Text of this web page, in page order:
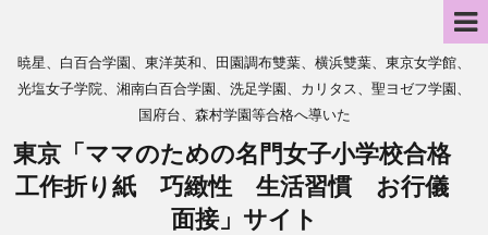
暁星、白百合学園、東洋英和、田園調布雙葉、横浜雙葉、東京女学館、
光塩女子学院、湘南白百合学園、洗足学園、カリタス、聖ヨゼフ学園、
国府台、森村学園等合格へ導いた
東京「ママのための名門女子小学校合格
工作折り紙 巧緻性 生活習慣 お行儀
面接」サイト